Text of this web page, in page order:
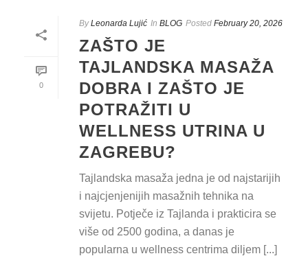
0
By Leonarda Lujić In BLOG Posted February 20, 2026
ZAŠTO JE
TAJLANDSKA MASAŽA
DOBRA I ZAŠTO JE
POTRAŽITI U
WELLNESS UTRINA U
ZAGREBU?
Tajlandska masaža jedna je od najstarijih
i najcjenjenijih masažnih tehnika na
svijetu. Potječe iz Tajlanda i prakticira se
više od 2500 godina, a danas je
popularna u wellness centrima diljem [...]